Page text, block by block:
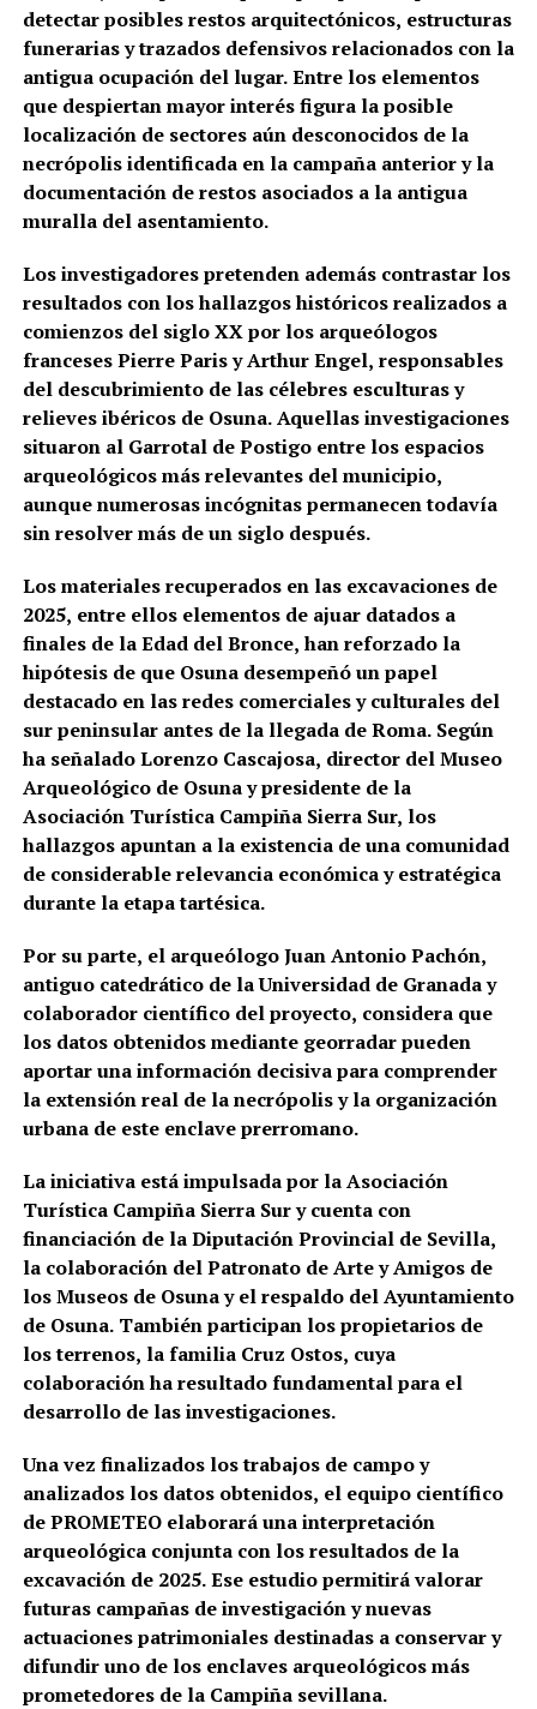
detectar posibles restos arquitectónicos, estructuras
funerarias y trazados defensivos relacionados con la
antigua ocupación del lugar. Entre los elementos
que despiertan mayor interés figura la posible
localización de sectores aún desconocidos de la
necrópolis identificada en la campaña anterior y la
documentación de restos asociados a la antigua
muralla del asentamiento.
Los investigadores pretenden además contrastar los
resultados con los hallazgos históricos realizados a
comienzos del siglo XX por los arqueólogos
franceses Pierre Paris y Arthur Engel, responsables
del descubrimiento de las célebres esculturas y
relieves ibéricos de Osuna. Aquellas investigaciones
situaron al Garrotal de Postigo entre los espacios
arqueológicos más relevantes del municipio,
aunque numerosas incógnitas permanecen todavía
sin resolver más de un siglo después.
Los materiales recuperados en las excavaciones de
2025, entre ellos elementos de ajuar datados a
finales de la Edad del Bronce, han reforzado la
hipótesis de que Osuna desempeñó un papel
destacado en las redes comerciales y culturales del
sur peninsular antes de la llegada de Roma. Según
ha señalado Lorenzo Cascajosa, director del Museo
Arqueológico de Osuna y presidente de la
Asociación Turística Campiña Sierra Sur, los
hallazgos apuntan a la existencia de una comunidad
de considerable relevancia económica y estratégica
durante la etapa tartésica.
Por su parte, el arqueólogo Juan Antonio Pachón,
antiguo catedrático de la Universidad de Granada y
colaborador científico del proyecto, considera que
los datos obtenidos mediante georradar pueden
aportar una información decisiva para comprender
la extensión real de la necrópolis y la organización
urbana de este enclave prerromano.
La iniciativa está impulsada por la Asociación
Turística Campiña Sierra Sur y cuenta con
financiación de la Diputación Provincial de Sevilla,
la colaboración del Patronato de Arte y Amigos de
los Museos de Osuna y el respaldo del Ayuntamiento
de Osuna. También participan los propietarios de
los terrenos, la familia Cruz Ostos, cuya
colaboración ha resultado fundamental para el
desarrollo de las investigaciones.
Una vez finalizados los trabajos de campo y
analizados los datos obtenidos, el equipo científico
de PROMETEO elaborará una interpretación
arqueológica conjunta con los resultados de la
excavación de 2025. Ese estudio permitirá valorar
futuras campañas de investigación y nuevas
actuaciones patrimoniales destinadas a conservar y
difundir uno de los enclaves arqueológicos más
prometedores de la Campiña sevillana.